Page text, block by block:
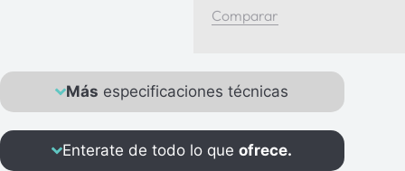
Comparar
Más especificaciones técnicas
Enterate de todo lo queofrece.